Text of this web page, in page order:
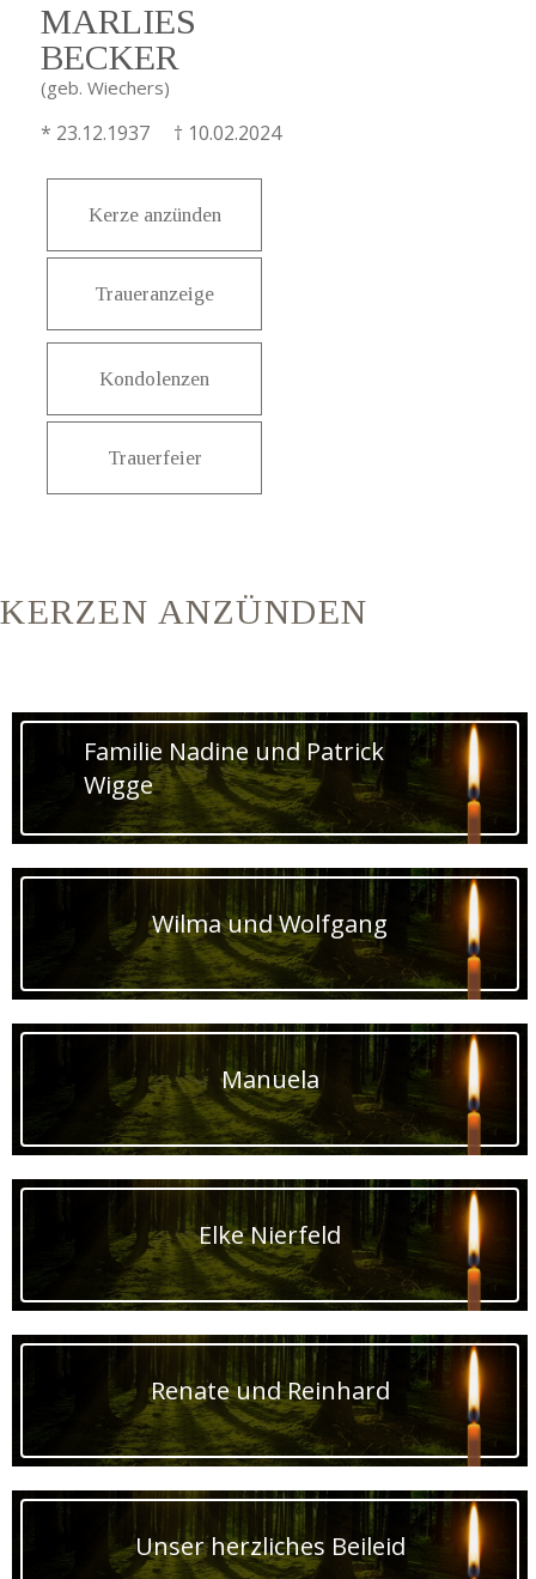
MARLIES
BECKER
(geb. Wiechers)
* 23.12.1937 † 10.02.2024
Kerze anzünden
Traueranzeige
Kondolenzen
Trauerfeier
KERZEN ANZÜNDEN
Familie Nadine und Patrick
Wigge
Wilma und Wolfgang
Manuela
Elke Nierfeld
Renate und Reinhard
Unser herzliches Beileid